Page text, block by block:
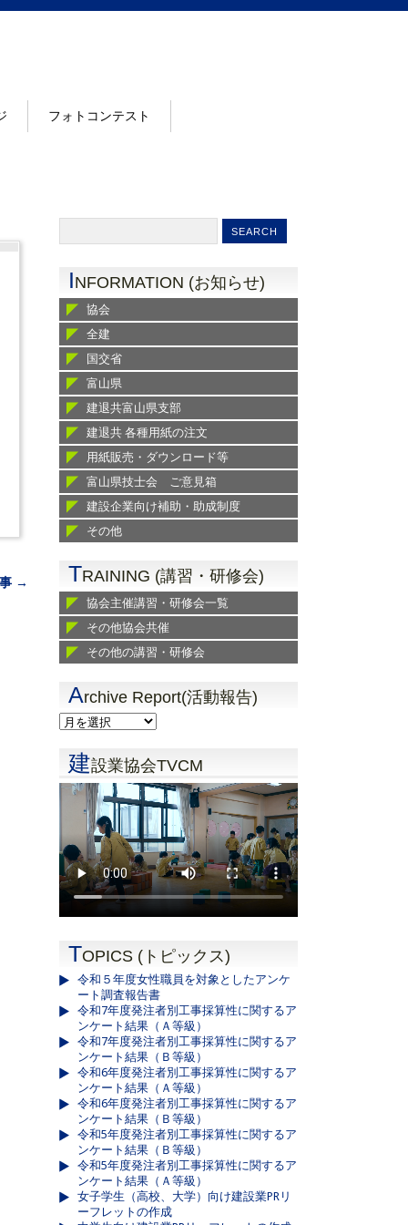
フォトコンテスト
→
INFORMATION (お知らせ)
協会
全建
国交省
富山県
建退共富山県支部
建退共 各種用紙の注文
用紙販売・ダウンロード等
富山県技士会 ご意見箱
建設企業向け補助・助成制度
その他
TRAINING (講習・研修会)
協会主催講習・研修会一覧
その他協会共催
その他の講習・研修会
Archive Report(活動報告)
建設業協会TVCM
TOPICS (トピックス)
令和５年度女性職員を対象としたアンケ
ート調査報告書
令和7年度発注者別工事採算性に関するア
ンケート結果（Ａ等級）
令和7年度発注者別工事採算性に関するア
ンケート結果（Ｂ等級）
令和6年度発注者別工事採算性に関するア
ンケート結果（Ａ等級）
令和6年度発注者別工事採算性に関するア
ンケート結果（Ｂ等級）
令和5年度発注者別工事採算性に関するア
ンケート結果（Ｂ等級）
令和5年度発注者別工事採算性に関するア
ンケート結果（Ａ等級）
女子学生（高校、大学）向け建設業PRリ
ーフレットの作成